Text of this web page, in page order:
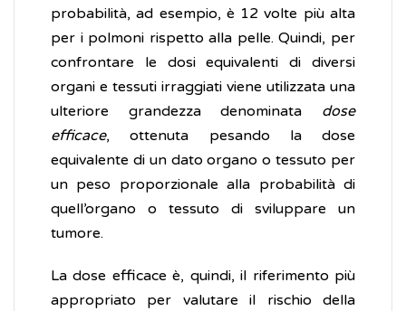
probabilità, ad esempio, è 12 volte più alta
per i polmoni rispetto alla pelle. Quindi, per
confrontare le dosi equivalenti di diversi
organi e tessuti irraggiati viene utilizzata una
ulteriore grandezza denominata dose
efficace, ottenuta pesando la dose
equivalente di un dato organo o tessuto per
un peso proporzionale alla probabilità di
quell’organo o tessuto di sviluppare un
tumore.
La dose efficace è, quindi, il riferimento più
appropriato per valutare il rischio della